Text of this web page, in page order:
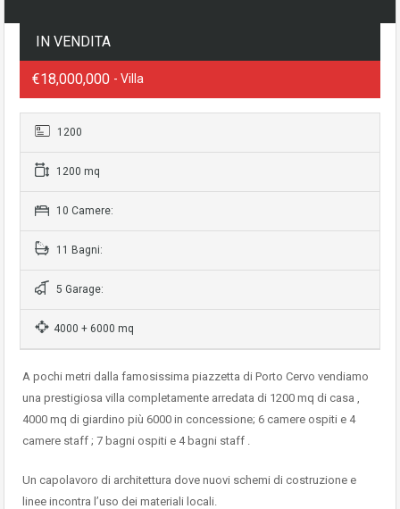
IN VENDITA
€18,000,000 - Villa
1200
1200 mq
10 Camere:
11 Bagni:
5 Garage:
4000 + 6000 mq
A pochi metri dalla famosissima piazzetta di Porto Cervo vendiamo
una prestigiosa villa completamente arredata di 1200 mq di casa ,
4000 mq di giardino più 6000 in concessione; 6 camere ospiti e 4
camere staff ; 7 bagni ospiti e 4 bagni staff .
Un capolavoro di architettura dove nuovi schemi di costruzione e
linee incontra l’uso dei materiali locali.